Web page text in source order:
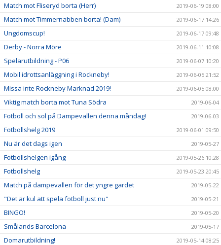
Match mot Fliseryd borta (Herr) 2019-06-19 08:00
Match mot Timmernabben borta! (Dam) 2019-06-17 14:26
Ungdomscup! 2019-06-17 09:48
Derby - Norra Möre 2019-06-11 10:08
Spelarutbildning - P06 2019-06-07 10:20
Mobil idrottsanläggning i Rockneby! 2019-06-05 21:52
Missa inte Rockneby Marknad 2019! 2019-06-05 08:00
Viktig match borta mot Tuna Södra 2019-06-04
Fotboll och sol på Dampevallen denna måndag! 2019-06-03
Fotbollshelg 2019 2019-06-01 09:50
Nu är det dags igen 2019-05-27
Fotbollshelgen igång 2019-05-26 10:28
Fotbollshelg 2019-05-23 20:45
Match på dampevallen för det yngre gardet 2019-05-22
"Det är kul att spela fotboll just nu" 2019-05-21
BINGO! 2019-05-20
Smålands Barcelona 2019-05-17
Domarutbildning! 2019-05-14 08:25